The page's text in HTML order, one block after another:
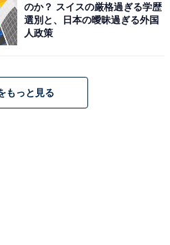
30代男性）、「泣ける歌い方
20代女性）といった声が寄せ
のか？ スイスの厳格過ぎる学歴
選別と、日本の曖昧過ぎる外国
人政策
もっと見る